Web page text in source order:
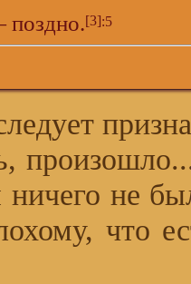
[3]:5
ничего не
что